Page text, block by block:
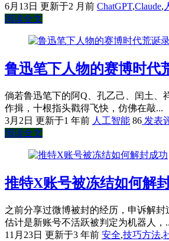
6月13日 更新于2 月前 ChatGPT,Claude,
阅读全文
鲁迅笔下人物的赛博时代
倘若鲁迅笔下的阿Q、孔乙己、闰土
作揖，十根指头戳得飞快，仿佛在敲...
3月2日 更新于1 年前 人工智能 86 发表
阅读全文
推特X账号被冻结如何解
之前分享过微博被封的经历，申诉解
估计是新账号不活跃被判定为机器人，
11月23日 更新于3 年前 安全,技巧方法,